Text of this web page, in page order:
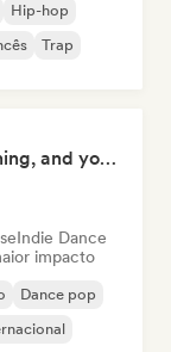
Hip-hop
Trap
POV: The discoball is spinning, and you’re the star
Indie Dance
impacto
Dance pop